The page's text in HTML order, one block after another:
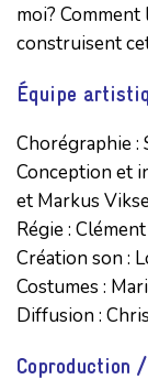
moi? Comment
construisent
Équipe
Chorégraphie :
Conception et
et Markus
Régie :
Création son :
Costumes :
Diffusion :
Coproduction